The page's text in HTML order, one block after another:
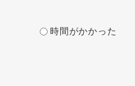
時間がかかった